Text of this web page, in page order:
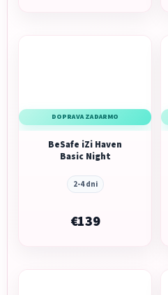
DOPRAVA ZADARMO
BeSafe iZi Haven
Basic Night
2-4 dni
€139